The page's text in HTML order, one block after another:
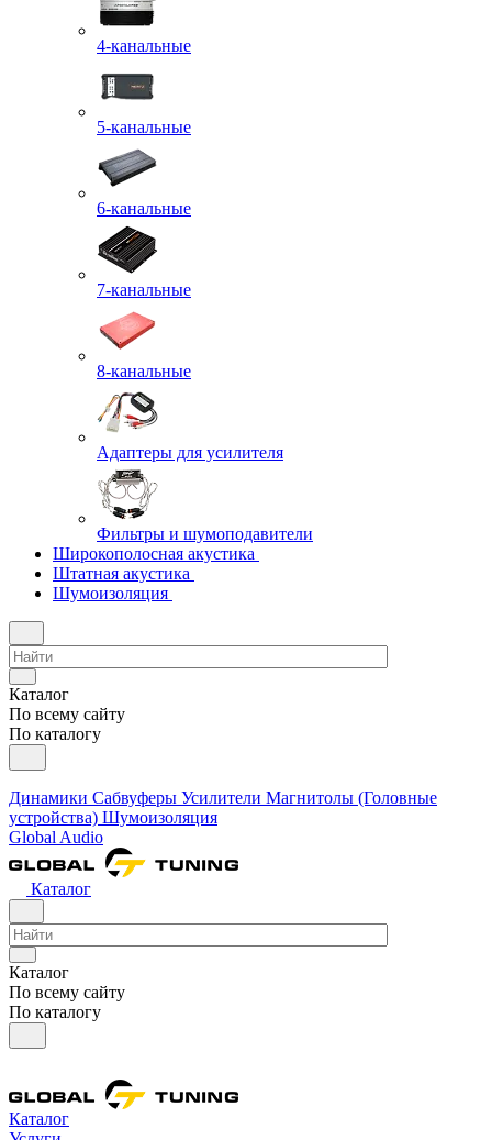
4-канальные
5-канальные
6-канальные
7-канальные
8-канальные
Адаптеры для усилителя
Фильтры и шумоподавители
Широкополосная акустика
Штатная акустика
Шумоизоляция
Каталог
По всему сайту
По каталогу
Динамики Сабвуферы Усилители Магнитолы (Головные
устройства) Шумоизоляция
Global Audio
Каталог
Каталог
По всему сайту
По каталогу
Каталог